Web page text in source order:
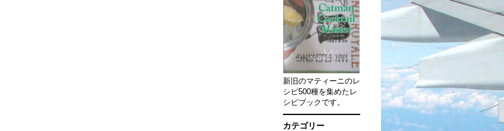
新旧のマティーニのレ
シピ500種を集めたレ
シピブックです。
カテゴリー